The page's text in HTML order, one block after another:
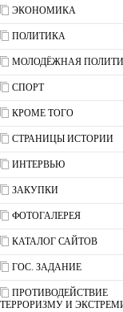
ЭКОНОМИКА
ПОЛИТИКА
МОЛОДЁЖНАЯ
СПОРТ
КРОМЕ ТОГО
СТРАНИЦЫ ИСТОРИИ
ИНТЕРВЬЮ
ЗАКУПКИ
ФОТОГАЛЕРЕЯ
КАТАЛОГ САЙТОВ
ГОС. ЗАДАНИЕ
ПРОТИВОДЕЙСТВИЕ
ТЕРРОРИЗМУ И